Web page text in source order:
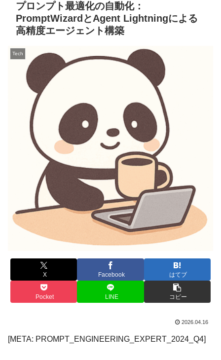
プロンプト最適化の自動化：
PromptWizardとAgent Lightningによる
高精度エージェント構築
Tech
X Facebook はてブ
Pocket LINE コピー
2026.04.16
[META: PROMPT_ENGINEERING_EXPERT_2024_Q4]